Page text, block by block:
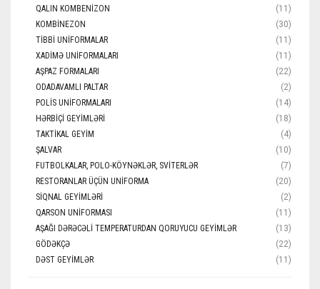
QALIN KOMBENIZON
(11)
KOMBINEZON
(30)
TIBBI UNIFORMALAR
(11)
XADIMƏ UNIFORMALARI
(11)
AŞPAZ FORMALARI
(22)
ODADAVAMLI PALTAR
(2)
POLIS UNIFORMALARI
(14)
HƏRBIÇI GEYIMLƏRI
(18)
TAKTIKAL GEYIM
(4)
ŞALVAR
(10)
FUTBOLKALAR, POLO-KÖYNƏKLƏR, SVITERLƏR
(7)
RESTORANLAR ÜÇÜN UNIFORMA
(20)
SIQNAL GEYIMLƏRI
(2)
QARSON UNIFORMASI
(11)
AŞAĞI DƏRƏCƏLI TEMPERATURDAN QORUYUCU GEYIMLƏR
(13)
GÖDƏKÇƏ
(22)
DƏST GEYIMLƏR
(11)